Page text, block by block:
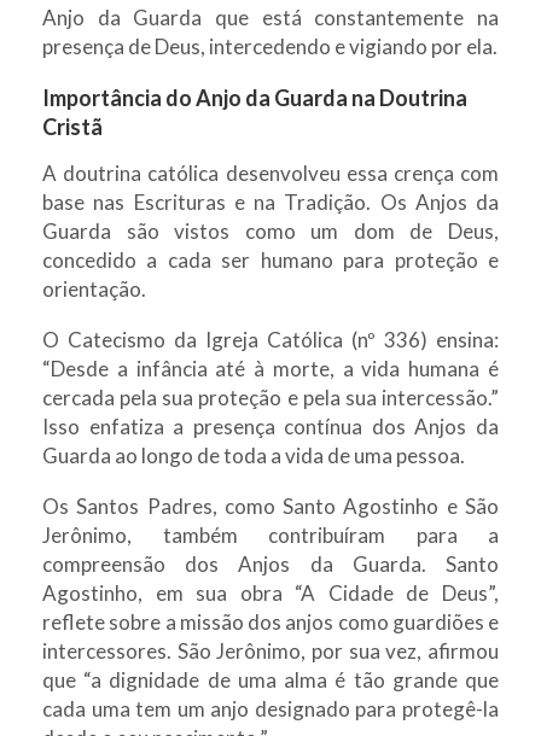
Anjo da Guarda que está constantemente na
presença de Deus, intercedendo e vigiando por ela.
Importância do Anjo da Guarda na Doutrina
Cristã
A doutrina católica desenvolveu essa crença com
base nas Escrituras e na Tradição. Os Anjos da
Guarda são vistos como um dom de Deus,
concedido a cada ser humano para proteção e
orientação.
O Catecismo da Igreja Católica (nº 336) ensina:
“Desde a infância até à morte, a vida humana é
cercada pela sua proteção e pela sua intercessão.”
Isso enfatiza a presença contínua dos Anjos da
Guarda ao longo de toda a vida de uma pessoa.
Os Santos Padres, como Santo Agostinho e São
Jerônimo, também contribuíram para a
compreensão dos Anjos da Guarda. Santo
Agostinho, em sua obra “A Cidade de Deus”,
reflete sobre a missão dos anjos como guardiões e
intercessores. São Jerônimo, por sua vez, afirmou
que “a dignidade de uma alma é tão grande que
cada uma tem um anjo designado para protegê-la